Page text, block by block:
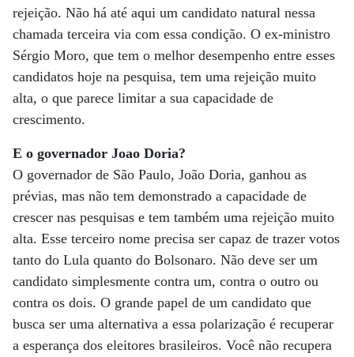
rejeição. Não há até aqui um candidato natural nessa
chamada terceira via com essa condição. O ex-ministro
Sérgio Moro, que tem o melhor desempenho entre esses
candidatos hoje na pesquisa, tem uma rejeição muito
alta, o que parece limitar a sua capacidade de
crescimento.
E o governador Joao Doria?
O governador de São Paulo, João Doria, ganhou as
prévias, mas não tem demonstrado a capacidade de
crescer nas pesquisas e tem também uma rejeição muito
alta. Esse terceiro nome precisa ser capaz de trazer votos
tanto do Lula quanto do Bolsonaro. Não deve ser um
candidato simplesmente contra um, contra o outro ou
contra os dois. O grande papel de um candidato que
busca ser uma alternativa a essa polarização é recuperar
a esperança dos eleitores brasileiros. Você não recupera